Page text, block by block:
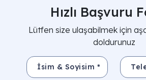
Hızlı Başvuru
Lütfen size ulaşabilmek için
doldurunuz
İsim & Soyisim * Telefon *